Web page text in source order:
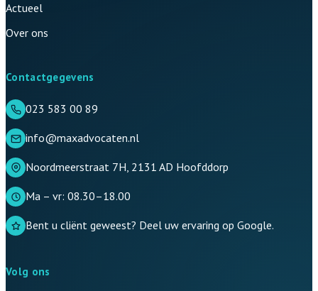
Actueel
Over ons
Contactgegevens
023 583 00 89
info@maxadvocaten.nl
Noordmeerstraat 7H, 2131 AD Hoofddorp
Ma – vr: 08.30–18.00
Bent u cliënt geweest? Deel uw ervaring op Google.
Volg ons